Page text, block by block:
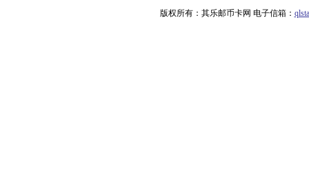
版权所有：其乐邮币卡网 电子信箱：